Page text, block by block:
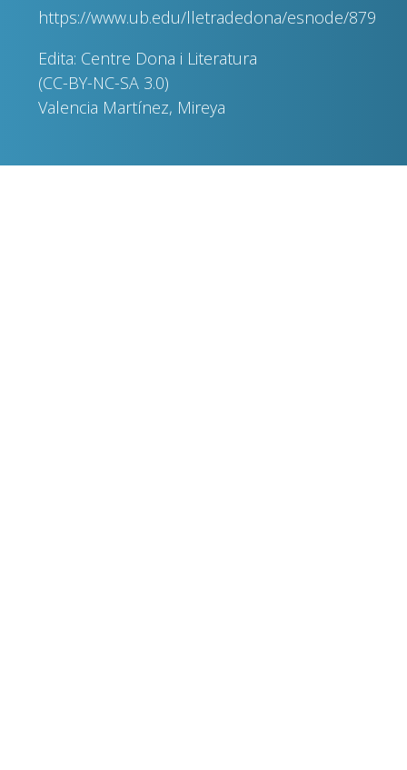
https://www.ub.edu/lletradedona/esnode/879
Edita: Centre Dona i Literatura
(CC-BY-NC-SA 3.0)
Valencia Martínez, Mireya